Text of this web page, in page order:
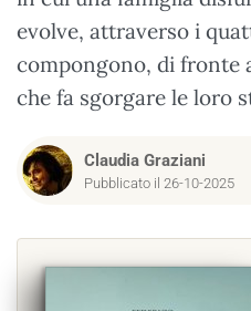
evolve, attraverso i
compongono, di fronte
che fa sgorgare le loro
Claudia Graziani
Pubblicato il 26-10-2025